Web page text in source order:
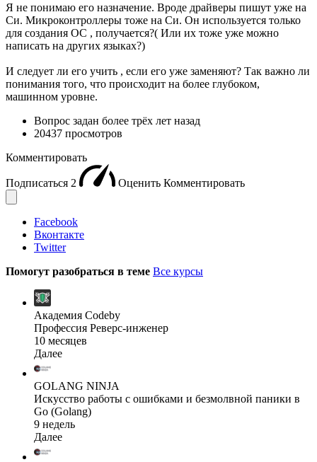
Я не понимаю его назначение. Вроде драйверы пишут уже на
Си. Микроконтроллеры тоже на Си. Он используется только
для создания ОС , получается?( Или их тоже уже можно
написать на других языках?)
И следует ли его учить , если его уже заменяют? Так важно ли
понимания того, что происходит на более глубоком,
машинном уровне.
Вопрос задан более трёх лет назад
20437 просмотров
Комментировать
Подписаться 2 Оценить Комментировать
Facebook
Вконтакте
Twitter
Помогут разобраться в теме Все курсы
Академия Codeby
Профессия Реверс-инженер
10 месяцев
Далее
GOLANG NINJA
Искусство работы с ошибками и безмолвной паники в
Go (Golang)
9 недель
Далее